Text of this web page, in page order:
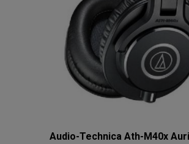
Audio-Technica Ath-M40x